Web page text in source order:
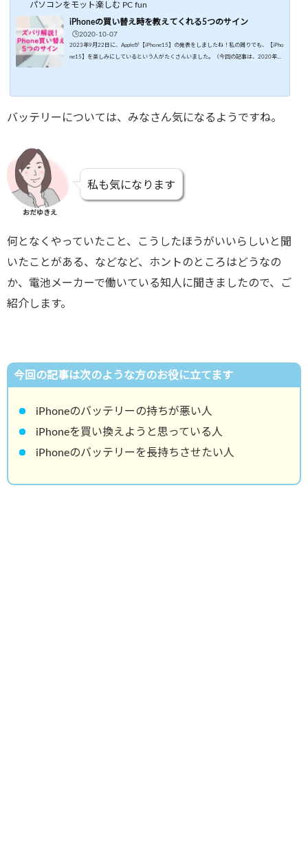
パソコンをモット楽しむ PC fun
iPhoneの買い替え時を教えてくれる5つのサイン
🕒️2020-10-07
2023年9月22日に、Appleが【iPhone15】の発表をしましたね！私の周りでも、【iPho
ne15】を楽しみにしているという人がたくさんいました。（今回の記事は、2020年10
が遅いとか急にホーム画面に...
バッテリーについては、みなさん気になるようですね。
おだゆきえ
私も気になります
何となくやっていたこと、こうしたほうがいいらしいと聞
いたことがある、などなど、ホントのところはどうなの
か、電池メーカーで働いている知人に聞きましたので、ご
紹介します。
今回の記事は次のような方のお役に立てます
iPhoneのバッテリーの持ちが悪い人
iPhoneを買い換えようと思っている人
iPhoneのバッテリーを長持ちさせたい人